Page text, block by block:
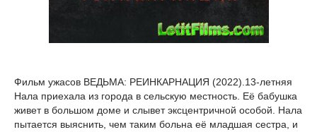
Фильм ужасов ВЕДЬМА: РЕИНКАРНАЦИЯ (2022).13-летняя
Нала приехала из города в сельскую местность. Её бабушка
живет в большом доме и слывет эксцентричной особой. Нала
пытается выяснить, чем таким больна её младшая сестра, и